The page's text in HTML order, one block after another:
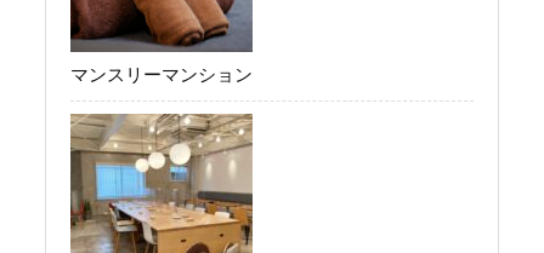
マンスリーマンション